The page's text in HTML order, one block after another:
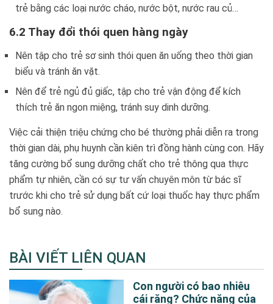
trẻ bằng các loại nước cháo, nước bột, nước rau củ…
6.2 Thay đổi thói quen hàng ngày
Nên tập cho trẻ sơ sinh thói quen ăn uống theo thời gian
biểu và tránh ăn vặt.
Nên để trẻ ngủ đủ giấc, tập cho trẻ vận động để kích
thích trẻ ăn ngon miệng, tránh suy dinh dưỡng.
Việc cải thiện triệu chứng cho bé thường phải diễn ra trong
thời gian dài, phụ huynh cần kiên trì đồng hành cùng con. Hãy
tăng cường bổ sung dưỡng chất cho trẻ thông qua thực
phẩm tự nhiên, cần có sự tư vấn chuyên môn từ bác sĩ
trước khi cho trẻ sử dụng bất cứ loại thuốc hay thực phẩm
bổ sung nào.
BÀI VIẾT LIÊN QUAN
Con người có bao nhiêu
cái răng? Chức năng của